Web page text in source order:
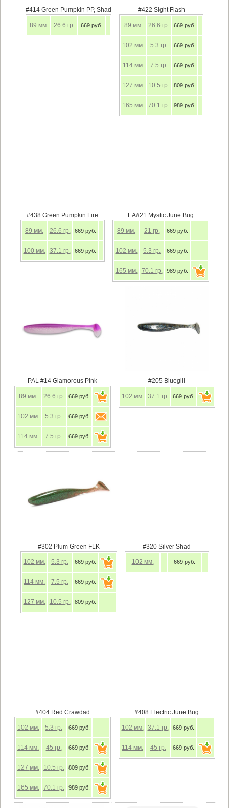
#414 Green Pumpkin PP, Shad
89 мм. 26.6 гр. 669 руб.
#422 Sight Flash
89 мм. 26.6 гр. 669 руб.
102 мм. 5.3 гр. 669 руб.
114 мм. 7.5 гр. 669 руб.
127 мм. 10.5 гр. 809 руб.
165 мм. 70.1 гр. 989 руб.
#438 Green Pumpkin Fire
89 мм. 26.6 гр. 669 руб.
100 мм. 37.1 гр. 669 руб.
EA#21 Mystic June Bug
89 мм. 21 гр. 669 руб.
102 мм. 5.3 гр. 669 руб.
165 мм. 70.1 гр. 989 руб.
PAL #14 Glamorous Pink
89 мм. 26.6 гр. 669 руб.
102 мм. 5.3 гр. 669 руб.
114 мм. 7.5 гр. 669 руб.
#205 Bluegill
102 мм. 37.1 гр. 669 руб.
#302 Plum Green FLK
102 мм. 5.3 гр. 669 руб.
114 мм. 7.5 гр. 669 руб.
127 мм. 10.5 гр. 809 руб.
#320 Silver Shad
102 мм. - 669 руб.
#404 Red Crawdad
102 мм. 5.3 гр. 669 руб.
114 мм. 45 гр. 669 руб.
127 мм. 10.5 гр. 809 руб.
165 мм. 70.1 гр. 989 руб.
#408 Electric June Bug
102 мм. 37.1 гр. 669 руб.
114 мм. 45 гр. 669 руб.